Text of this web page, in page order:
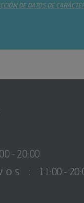
DE DATOS DE
- 20:00
: 11:00 -